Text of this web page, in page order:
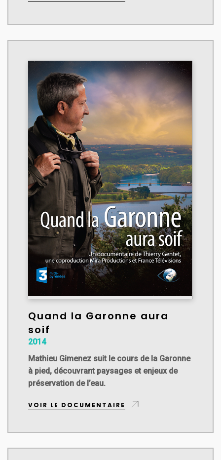
Quand la Garonne aura
soif
2014
Mathieu Gimenez suit le cours de la Garonne
à pied, découvrant paysages et enjeux de
préservation de l’eau.
VOIR LE DOCUMENTAIRE